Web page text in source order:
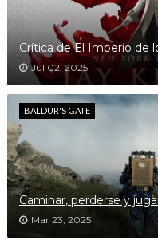
Crítica de El Imperio de
Jul 02, 2025
BALDUR'S GATE
Caminar, perderse y
Mar 23, 2025